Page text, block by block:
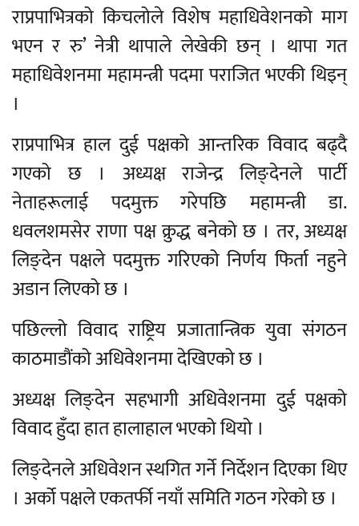
राप्रपाभित्रको किचलोले विशेष महाधिवेशनको माग
भएन र रु’ नेत्री थापाले लेखेकी छन् । थापा गत
महाधिवेशनमा महामन्त्री पदमा पराजित भएकी थिइन्
।
राप्रपाभित्र हाल दुई पक्षको आन्तरिक विवाद बढ्दै
गएको छ । अध्यक्ष राजेन्द्र लिङ्देनले पार्टी
नेताहरूलाई पदमुक्त गरेपछि महामन्त्री डा.
धवलशमसेर राणा पक्ष क्रुद्ध बनेको छ । तर, अध्यक्ष
लिङ्देन पक्षले पदमुक्त गरिएको निर्णय फिर्ता नहुने
अडान लिएको छ ।
पछिल्लो विवाद राष्ट्रिय प्रजातान्त्रिक युवा संगठन
काठमाडौंको अधिवेशनमा देखिएको छ ।
अध्यक्ष लिङ्देन सहभागी अधिवेशनमा दुई पक्षको
विवाद हुँदा हात हालाहाल भएको थियो ।
लिङ्देनले अधिवेशन स्थगित गर्ने निर्देशन दिएका थिए
। अर्को पक्षले एकतर्फी नयाँ समिति गठन गरेको छ ।